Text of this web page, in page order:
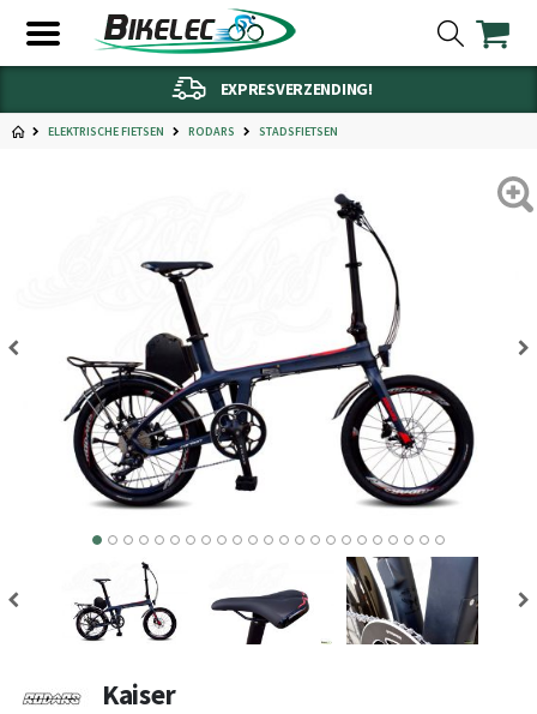
EXPRESVERZENDING!
ELEKTRISCHE FIETSEN RODARS STADSFIETSEN
17 18 19 20 21 22
Kaiser